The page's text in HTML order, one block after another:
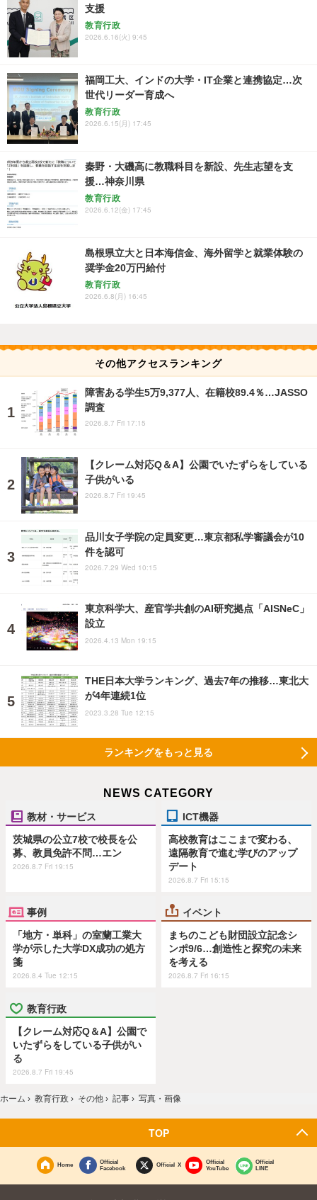
支援
教育行政
2026.6.16(火) 9:45
福岡工大、インドの大学・IT企業と連携協定…次
世代リーダー育成へ
教育行政
2026.6.15(月) 17:45
秦野・大磯高に教職科目を新設、先生志望を支
援…神奈川県
教育行政
2026.6.12(金) 17:45
島根県立大と日本海信金、海外留学と就業体験の
奨学金20万円給付
教育行政
2026.6.8(月) 16:45
その他アクセスランキング
障害ある学生5万9,377人、在籍校89.4％…JASSO
調査
2026.8.7 Fri 17:15
【クレーム対応Q＆A】公園でいたずらをしている
子供がいる
2026.8.7 Fri 19:45
品川女子学院の定員変更…東京都私学審議会が10
件を認可
2026.7.29 Wed 10:15
東京科学大、産官学共創のAI研究拠点「AISNeC」
設立
2026.4.13 Mon 19:15
THE日本大学ランキング、過去7年の推移…東北大
が4年連続1位
2023.3.28 Tue 12:15
ランキングをもっと見る
NEWS CATEGORY
教材・サービス
茨城県の公立7校で校長を公
募、教員免許不問…エン
2026.8.7 Fri 19:15
ICT機器
高校教育はここまで変わる、
遠隔教育で進む学びのアップ
デート
2026.8.7 Fri 15:15
事例
「地方・単科」の室蘭工業大
学が示した大学DX成功の処方
箋
2026.8.4 Tue 12:15
イベント
まちのこども財団設立記念シ
ンポ9/6…創造性と探究の未来
を考える
2026.8.7 Fri 16:15
教育行政
【クレーム対応Q＆A】公園で
いたずらをしている子供がい
る
2026.8.7 Fri 19:45
ホーム › 教育行政 › その他 › 記事 › 写真・画像
TOP
Home
Official
Facebook
Official X
Official
YouTube
Official
LINE